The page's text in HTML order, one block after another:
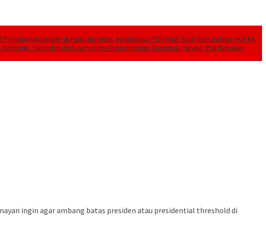
Pemadaman Bergilir di Pulau Bunaken, Minggu Dua PLTD Pulih TotalSemarakkan HUT ke
Berlistrik, Setelah Kabel Laut Listriki Pulau Dudepo Gorontalo Terang. PLN Nyalakan
ingin agar ambang batas presiden atau presidential threshold di